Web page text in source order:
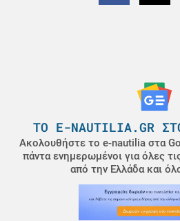
ΤΟ E-NAUTILIA.GR ΣΤΟ
Ακολουθήστε το e-nautilia στα
πάντα ενημερωμένοι για όλες
από την Ελλάδα και